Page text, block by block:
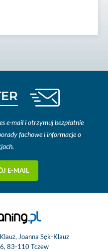
e-mail i otrzymuj bezpłatnie
fachowe i informacje o
E-MAIL
Joanna Sęk-Klauz
83-110 Tczew